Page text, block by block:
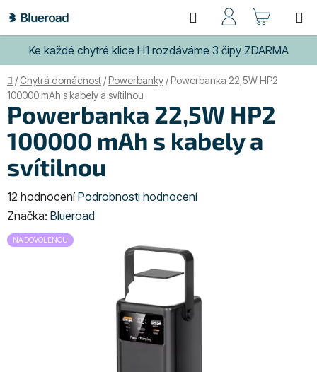
na
obsah
Ke každé chytré klice H1 rozdáváme 3 čipy ZDARMA
Hledat
KOŠÍK
Domů
/ Chytrá domácnost /Powerbanky /Powerbanka 22,5W HP2
100000 mAh s kabely a svítilnou
Powerbanka 22,5W HP2
100000 mAh s kabely a
svítilnou
Průměrné
hodnocení
produktu
12 hodnocení Podrobnosti hodnocení
Značka: Blueroad
NA DOVOLENOU